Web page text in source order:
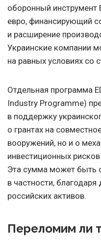
оборонный
евро, финансирующий
и расширение
Украинские компании
на равных условиях со
Отдельная программа
Industry Programme)
в поддержку
о грантах на
вооружений, но и о
инвестиционных
Эта сумма может быть
в частности,
российских активов.
Переломим ли